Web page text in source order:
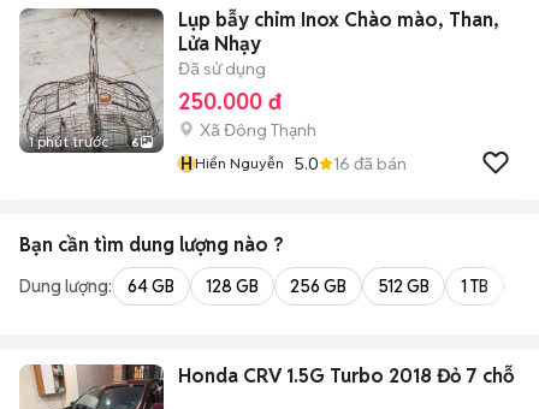
1 phút trước 6
Lụp bẫy chim Inox Chào mào, Than,
Lửa Nhạy
Đã sử dụng
250.000 đ
Xã Đông Thạnh
HHiển Nguyễn 5.0 16 đã bán
Bạn cần tìm dung lượng nào ?
Dung lượng: 64 GB 128 GB 256 GB 512 GB 1 TB
Honda CRV 1.5G Turbo 2018 Đỏ 7 chỗ